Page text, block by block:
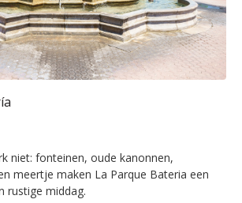
niet: fonteinen, oude kanonnen,
meertje maken La Parque Bateria een
rustige middag.